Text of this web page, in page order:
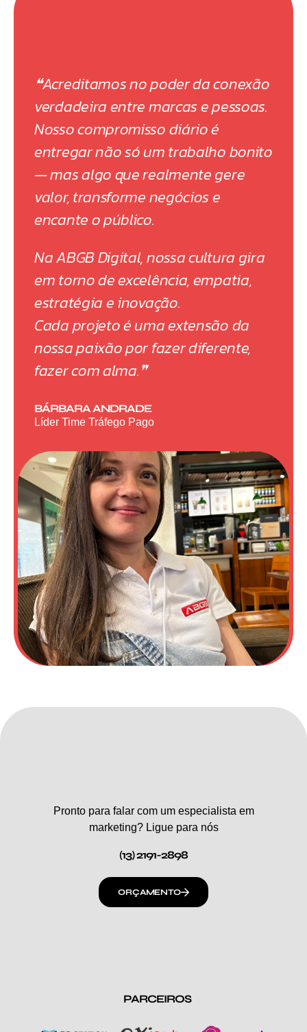
❝Acreditamos no poder da conexão
verdadeira entre marcas e pessoas.
Nosso compromisso diário é
entregar não só um trabalho bonito
— mas algo que realmente gere
valor, transforme negócios e
encante o público.
Na ABGB Digital, nossa cultura gira
em torno de excelência, empatia,
estratégia e inovação.
Cada projeto é uma extensão da
nossa paixão por fazer diferente,
fazer com alma.❞
BÁRBARA ANDRADE
Líder Time Tráfego Pago
Pronto para falar com um especialista em
marketing? Ligue para nós
(13) 2191-2898
ORÇAMENTO
PARCEIROS